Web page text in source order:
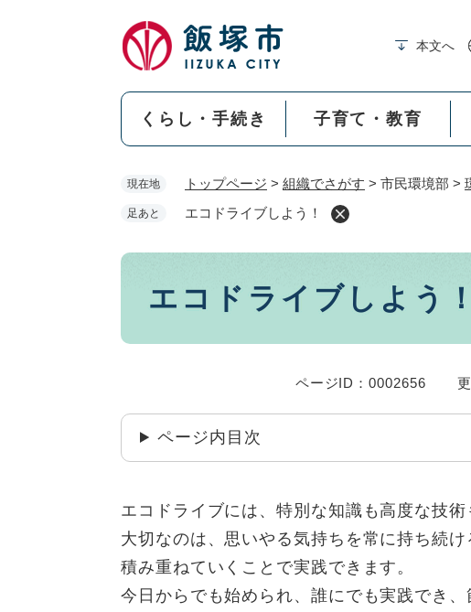
本文へ
くらし・手続き 子育て・教育
現在地 トップページ > 組織でさがす > 市民環境部 >
足あと エコドライブしよう！
本
エコドライブしよう！
ページID：0002656
ページ内目次
エコドライブには、特別な知識も高度な技術
大切なのは、思いやる気持ちを常に持ち続
積み重ねていくことで実践できます。
今日からでも始められ、誰にでも実践でき